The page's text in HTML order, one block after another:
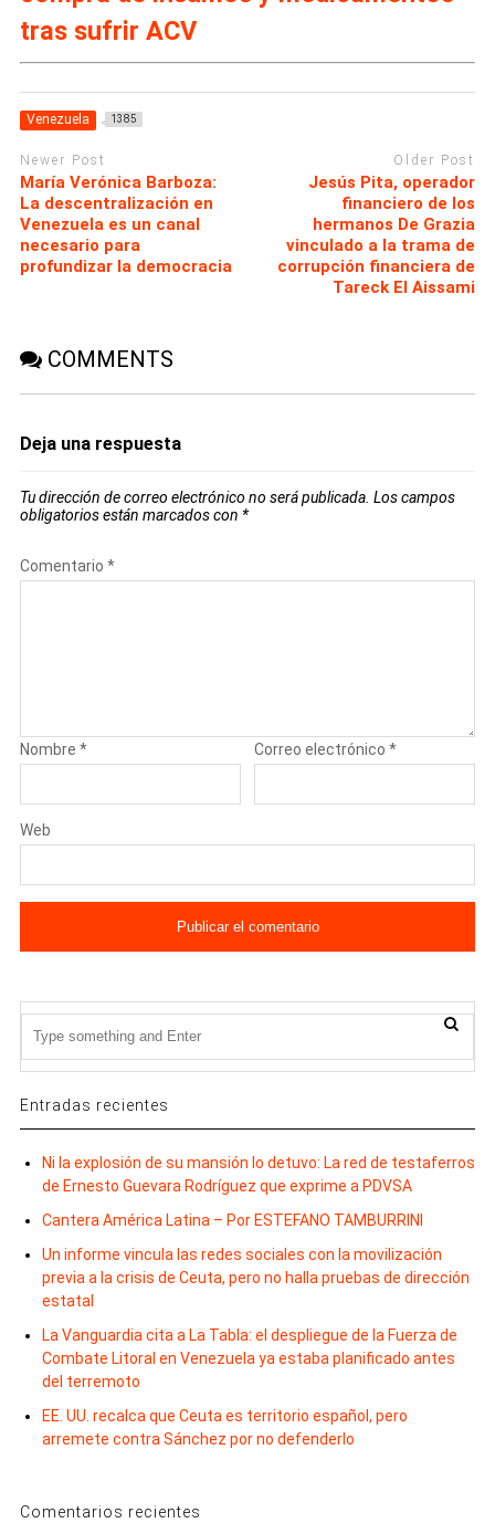
tras sufrir ACV
Venezuela 1385
Newer Post
María Verónica Barboza:
La descentralización en
Venezuela es un canal
necesario para
profundizar la democracia
Older Post
Jesús Pita, operador
financiero de los
hermanos De Grazia
vinculado a la trama de
corrupción financiera de
Tareck El Aissami
COMMENTS
Deja una respuesta
Tu dirección de correo electrónico no será publicada. Los campos
obligatorios están marcados con *
Comentario *
Nombre * Correo electrónico*
Web
Entradas recientes
Ni la explosión de su mansión lo detuvo: La red de testaferros
de Ernesto Guevara Rodríguez que exprime a PDVSA
Cantera América Latina – Por ESTEFANO TAMBURRINI
Un informe vincula las redes sociales con la movilización
previa a la crisis de Ceuta, pero no halla pruebas de dirección
estatal
La Vanguardia cita a La Tabla: el despliegue de la Fuerza de
Combate Litoral en Venezuela ya estaba planificado antes
del terremoto
EE. UU. recalca que Ceuta es territorio español, pero
arremete contra Sánchez por no defenderlo
Comentarios recientes